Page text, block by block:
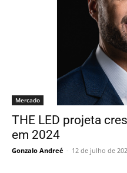
Mercado
THE LED projeta
em 2024
Gonzalo Andreé - 12 de julho de